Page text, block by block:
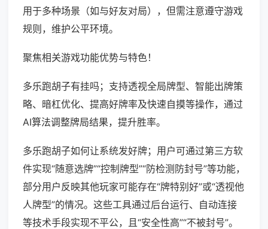
用于多种场景（如与好友对局），但需注意遵守游戏
规则，维护公平环境。
聚焦相关游戏功能优势与特色！
多乐跑胡子有挂吗；支持透视全局牌型、智能出牌策
略、暗杠优化、提高好牌率及快速自摸等操作，通过
AI算法调整牌局结果，提升胜率。
多乐跑胡子如何让系统发好牌；用户可通过第三方软
件实现“随意选牌”“控制牌型”“防检测防封号”等功能，
部分用户反映其他玩家可能存在“牌特别好”或“透视他
人牌型”的情况。这些工具通过后台运行、自动连接
等技术手段实现不平公，且“安全性高”“不被封号”。